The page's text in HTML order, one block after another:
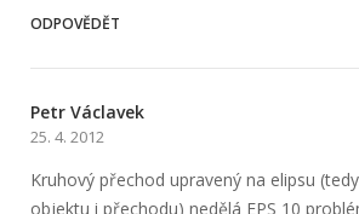
ODPOVĚDĚT
Petr Václavek
25. 4. 2012
Kruhový přechod upravený na elipsu
objektu i přechodu) nedělá EPS 10